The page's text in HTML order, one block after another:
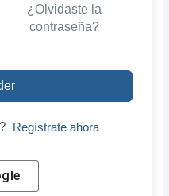
¿Olvidaste la
contraseña?
Regístrate ahora